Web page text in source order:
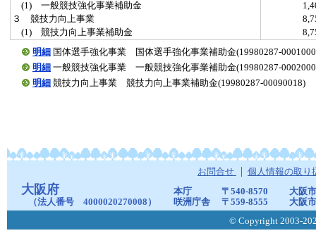
(1) 一般競技強化事業補助金
３ 競技力向上事業
(1) 競技力向上事業補助金
明細 国体選手強化事業 国体選手強化事業補助金(19980287-
明細 一般競技強化事業 一般競技強化事業補助金(19980287-
明細 競技力向上事業 競技力向上事業補助金(19980287-00090018)
お問合せ 個人情報の取り
大阪府
（法人番号 4000020270008）
本庁 〒540-8570
大阪
咲洲庁舎
〒559-8555
大阪
© Copyright 2003-